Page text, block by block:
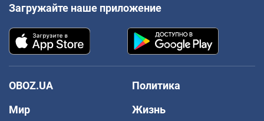
Загружайте наше приложение
OBOZ.UA
Политика
Мир
Жизнь